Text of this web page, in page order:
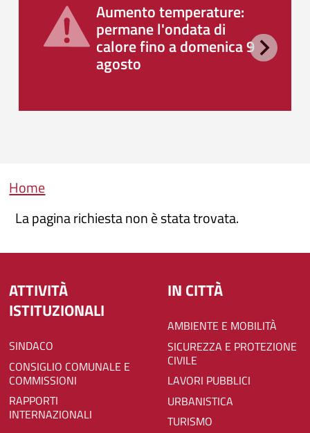
Aumento temperature:
permane l'ondata di
calore fino a domenica 9
agosto
Briciole di pane
Home
La pagina richiesta non è stata trovata.
ATTIVITÀ
ISTITUZIONALI
SINDACO
CONSIGLIO COMUNALE E
COMMISSIONI
RAPPORTI
INTERNAZIONALI
IN CITTÀ
AMBIENTE E MOBILITÀ
SICUREZZA E PROTEZIONE
CIVILE
LAVORI PUBBLICI
URBANISTICA
TURISMO